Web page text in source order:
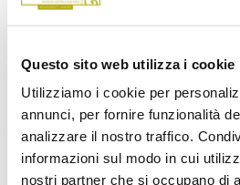
Questo sito web utilizza i cookie
Utilizziamo i cookie per
annunci, per fornire funzionalità
analizzare il nostro traffico.
informazioni sul modo in cui
nostri partner che si occupano di
Per tutta la sua durata, i membri
ogni forma, dimensione e odore. Essi
disposizione dei visitatori per fornire
Oltre a illustrare la varietà e ricchezza
nostrani, con diverse curiosità e rarità,
forte valenza informativa, poiché